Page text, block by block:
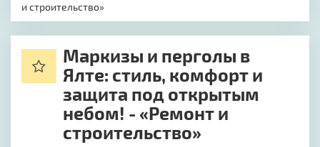
и строительство»
Маркизы и перголы в
Ялте: стиль, комфорт и
защита под открытым
небом! - «Ремонт и
строительство»